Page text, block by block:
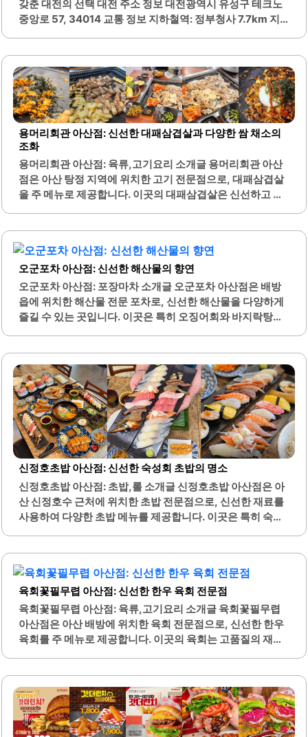
편안한 숙소를 찾고 계신다면 이곳이 좋은 선택이 될 것입니
다. 주변에 먹자골목이 형성되어..
갖춘 대전의 선택 대전 주소 정보 대전광역시 유성구 테크노
중앙로 57, 34014 교통 정보 지하철역: 정부청사 7.7km 지
존 100m 대덕테크노밸리 동화울 수변공원 290m 아주미술
관 1.9km 티놀자 애니멀파크 1.9km 파랑새유소년스포츠클
럽 1.9km 태그 대전호텔편리한위치청결한숙소가성비좋은
호텔친절한서비스 하이라이트 서비스 최고위치 최고무료 주
차맛있는 조식 호텔 소개 테크노밸리 관광 호텔은 대전광역
시 유성구에 위치하여 편리한 교통 접근성을 자랑합니다. 정
부청사와 갈마 지하철역이 각각 7.7km와 7.9km 거리에 있으
며, 신탄진역과 대전역도 가까운 거리로 이동이 용이합니다.
청주국제공항까지는 34.2km로, 공항 이용 시에도 편리합니
다. 주변에는 다양한 음식점과 편의점이 있어 식사와 간편한
쇼핑이 가능합니다...
용머리회관 아산점: 신선한 대패삼겹살과 다양한 쌈 채소의
조화
용머리회관 아산점: 육류,고기요리 소개글 용머리회관 아산
점은 아산 탕정 지역에 위치한 고기 전문점으로, 대패삼겹살
을 주 메뉴로 제공합니다. 이곳의 대패삼겹살은 신선하고 두
한, 다양한 쌈 채소를 무한으로 제공하는 셀프바가 마련되어
있어, 신선한 야채와 함께 고기를 즐길 수 있는 점이 큰 장점
입니다. 이곳은 가족 단위 손님이나 회식 장소로도 적합하며,
넓은 주차 공간이 있어 편리하게 이용할 수 있습니다. 내부는
깔끔하게 관리되어 있으며, 직원들의 친절한 서비스가 돋보
입니다.식사 후에는 볶음밥이나 다양한 반찬을 추가로 즐길
오군포차 아산점: 신선한 해산물의 향연
오군포차 아산점: 포장마차 소개글 오군포차 아산점은 배방
읍에 위치한 해산물 전문 포차로, 신선한 해산물을 다양하게
즐길 수 있는 곳입니다. 이곳은 특히 오징어회와 바지락탕이
이며, 바지락탕은 시원하고 칼칼한 국물로 해산물과의 조화
가 뛰어납니다.또한, 다양한 해산물 메뉴가 준비되어 있어 선
택의 폭이 넓습니다. 오군포차는 양도 많고 가성비가 뛰어난
곳으로, 가족 단위 손님이나 친구들과의 모임에도 적합합니
다. 이곳의 해산물은 항상 신선하게 제공되며, 고객의 만족도
를 높이기 위해 최선을 다하고 있습니다.포장 서비스도 제공
하여, 바쁜 일상 속에서도 간편하게 맛있는 해산물을 즐길 수
있습니다. 아늑한 분위기에서 해산물을 즐길 수 있는 이곳은,
다양한 연령층의 손님들에게 적합한 장소입니다. 오군포차..
신정호초밥 아산점: 신선한 숙성회 초밥의 명소
신정호초밥 아산점: 초밥,롤 소개글 신정호초밥 아산점은 아
산 신정호수 근처에 위치한 초밥 전문점으로, 신선한 재료를
사용하여 다양한 초밥 메뉴를 제공합니다. 이곳은 특히 숙성
어, 한 끼 식사로서의 만족도를 높입니다.또한, 다양한 초밥
구성과 함께 제공되는 후토마키는 많은 손님들에게 인기를
끌고 있습니다. 주차 공간이 마련되어 있어 접근성이 좋으며,
주말에도 점심 특선 메뉴를 이용할 수 있어 가성비가 뛰어납
니다. 신정호초밥은 넓고 쾌적한 분위기를 자랑하며, 가족 단
위 방문객들에게도 적합한 장소입니다.이곳의 초밥은 국내
육회꽃필무렵 아산점: 신선한 한우 육회 전문점
육회꽃필무렵 아산점: 육류,고기요리 소개글 육회꽃필무렵
아산점은 아산 배방에 위치한 육회 전문점으로, 신선한 한우
육회를 주 메뉴로 제공합니다. 이곳의 육회는 고품질의 재료
있습니다.매장 내부는 깔끔하고 아늑한 분위기로, 모임이나
데이트 장소로 적합합니다. 또한, 기본으로 제공되는 소고기
무국은 깊은 맛을 자랑하며, 육회와 잘 어울립니다. 메뉴에는
육회 비빔밥과 연어 육회 비빔밥도 있어 다양한 선택이 가능